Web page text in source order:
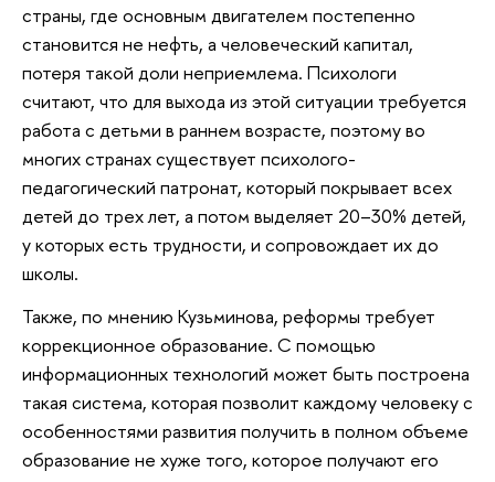
страны, где основным двигателем постепенно
становится не нефть, а человеческий капитал,
потеря такой доли неприемлема. Психологи
считают, что для выхода из этой ситуации требуется
работа с детьми в раннем возрасте, поэтому во
многих странах существует психолого-
педагогический патронат, который покрывает всех
детей до трех лет, а потом выделяет 20–30% детей,
у которых есть трудности, и сопровождает их до
школы.
Также, по мнению Кузьминова, реформы требует
коррекционное образование. С помощью
информационных технологий может быть построена
такая система, которая позволит каждому человеку с
особенностями развития получить в полном объеме
образование не хуже того, которое получают его